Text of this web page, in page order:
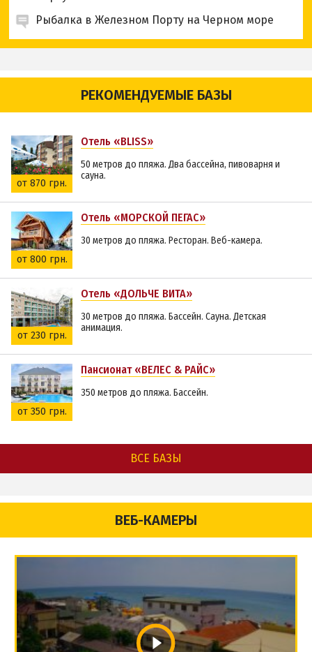
Рыбалка в Железном Порту на Черном море
РЕКОМЕНДУЕМЫЕ БАЗЫ
от 870 грн.
Отель «BLISS»
50 метров до пляжа. Два бассейна, пивоварня и
сауна.
от 800 грн.
Отель «МОРСКОЙ ПЕГАС»
30 метров до пляжа. Ресторан. Веб-камера.
от 230 грн.
Отель «ДОЛЬЧЕ ВИТА»
30 метров до пляжа. Бассейн. Сауна. Детская
анимация.
от 350 грн.
Пансионат «ВЕЛЕС & РАЙС»
350 метров до пляжа. Бассейн.
ВСЕ БАЗЫ
ВЕБ-КАМЕРЫ